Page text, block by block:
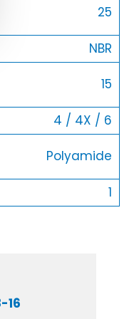
25
NBR
15
4 / 4X / 6
Polyamide
1
16